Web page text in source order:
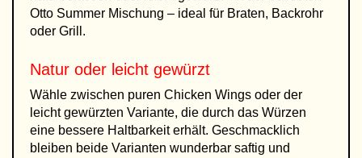
Otto Summer Mischung – ideal für Braten, Backrohr
oder Grill.
Natur oder leicht gewürzt
Wähle zwischen puren Chicken Wings oder der
leicht gewürzten Variante, die durch das Würzen
eine bessere Haltbarkeit erhält. Geschmacklich
bleiben beide Varianten wunderbar saftig und